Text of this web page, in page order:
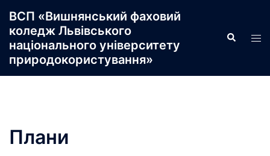
до
вмісту
ВСП «Вишнянський фаховий
коледж Львівського
національного університету
природокористування»
Пошук
Плани